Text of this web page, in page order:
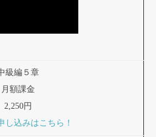
級編５章
月額課金
2,250円
し込みはこちら！